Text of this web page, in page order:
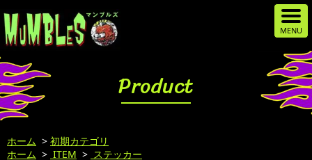
Product
ホーム > 初期カテゴリ
ホーム > ITEM > ステッカー